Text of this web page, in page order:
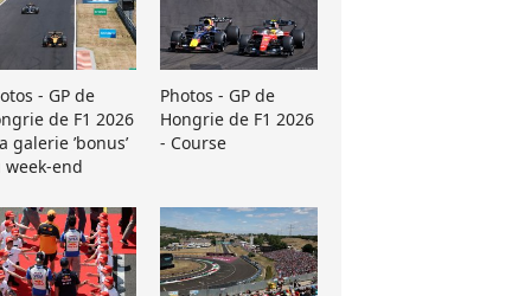
- GP de
de F1 2026
galerie ’bonus’
week-end
Photos - GP de
Hongrie de F1 2026
- Course